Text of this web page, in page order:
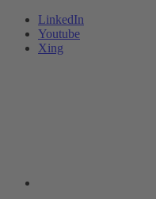
LinkedIn
Youtube
Xing